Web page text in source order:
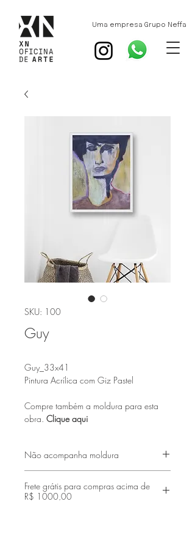
Uma empresa Grupo Neffa
SKU: 100
Guy
Guy_33x41
Pintura Acrílica com Giz Pastel
Compre também a moldura para esta
obra. Clique aqui
Não acompanha moldura
Frete grátis para compras acima de
R$ 1000,00